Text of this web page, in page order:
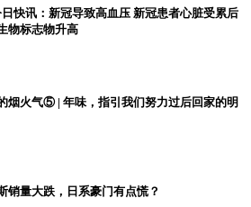
快讯：新冠导致高血压 新冠患者心脏受累后
物标志物升高
烟火气⑤ | 年味，指引我们努力过后回家的明
销量大跌，日系豪门有点慌？